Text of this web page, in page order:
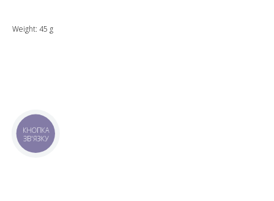
Weight: 45 g
КНОПКА
ЗВ'ЯЗКУ